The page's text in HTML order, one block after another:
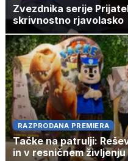
Zvezdnika serije
skrivnostno rjavolasko
RAZPRODANA PREMIERA
Tačke na patrulji:
in v resničnem življenju